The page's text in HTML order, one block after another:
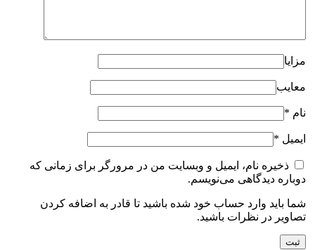
مزایا
معایب
نام *
ایمیل *
ذخیره نام، ایمیل و وبسایت من در مرورگر برای زمانی که
دوباره دیدگاهی می‌نویسم.
شما باید وارد حساب خود شده باشید تا قادر به اضافه کردن
تصاویر در نظرات باشید.